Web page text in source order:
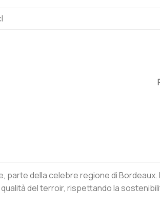
della celebre regione di Bordeaux.
del terroir, rispettando la